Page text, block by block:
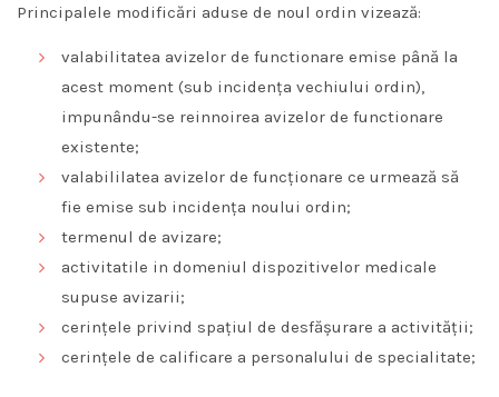
Principalele modificări aduse de noul ordin vizează:
valabilitatea avizelor de functionare emise până la
acest moment (sub incidența vechiului ordin),
impunându-se reinnoirea avizelor de functionare
existente;
valabililatea avizelor de funcționare ce urmează să
fie emise sub incidența noului ordin;
termenul de avizare;
activitatile in domeniul dispozitivelor medicale
supuse avizarii;
cerințele privind spațiul de desfășurare a activității;
cerințele de calificare a personalului de specialitate;